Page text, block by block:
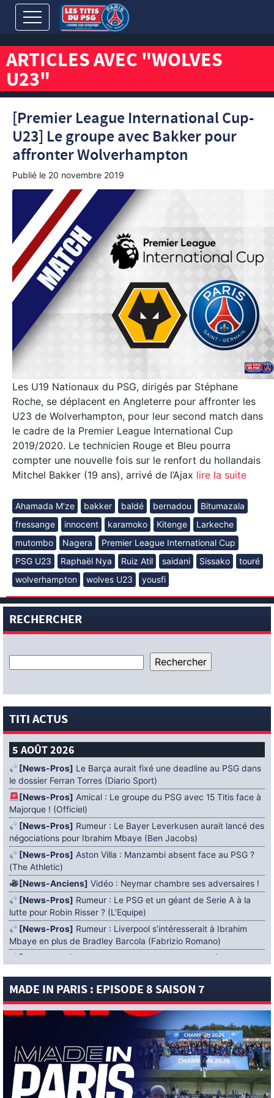
ARTICLES AVEC "WOLVES
U23"
[Premier League International Cup-
U23] Le groupe avec Bakker pour
affronter Wolverhampton
Publié le 20 novembre 2019
Les U19 Nationaux du PSG, dirigés par Stéphane
Roche, se déplacent en Angleterre pour affronter les
U23 de Wolverhampton, pour leur second match dans
le cadre de la Premier League International Cup
2019/2020. Le technicien Rouge et Bleu pourra
compter une nouvelle fois sur le renfort du hollandais
Mitchel Bakker (19 ans), arrivé de l’Ajax lire la suite
Ahamada M'ze bakker baldé bernadou
Bitumazala
fressange
innocent karamoko Kitenge
Larkeche
mutombo
Nagera
Premier League International Cup
PSG U23
Raphaël Nya Ruiz Atil saidani Sissako
touré
wolverhampton
wolves U23 yousfi
RECHERCHER
TITI ACTUS
5 AOÛT 2026
[News-Pros] Le Barça aurait fixé une deadline au PSG dans
le dossier Ferran Torres (Diario Sport)
[News-Pros] Amical : Le groupe du PSG avec 15 Titis face à
Majorque ! (Officiel)
[News-Pros] Rumeur : Le Bayer Leverkusen aurait lancé des
négociations pour Ibrahim Mbaye (Ben Jacobs)
[News-Pros] Aston Villa : Manzambi absent face au PSG ?
(The Athletic)
[News-Anciens] Vidéo : Neymar chambre ses adversaires !
[News-Pros] Rumeur : Le PSG et un géant de Serie A à la
lutte pour Robin Risser ? (L’Equipe)
[News-Pros] Rumeur : Liverpool s’intéresserait à Ibrahim
Mbaye en plus de Bradley Barcola (Fabrizio Romano)
[News-Pros]
Rumeur : Accord contractuel trouvé entre le
[News-Pros]Rumeur : Le PSG aurait lancé un ultimatum
4 AOÛT 2026
Mercato : Khalil Ayari prêté à Dunkerque
(Officiel)
[News-Anciens]Leverkusen : un retour de Diaby envisagé
(Foot Mercato)
[News-Formation]Nsoki va filer au Dinamo Zagreb
MADE IN PARIS : EPISODE 8 SAISON 7